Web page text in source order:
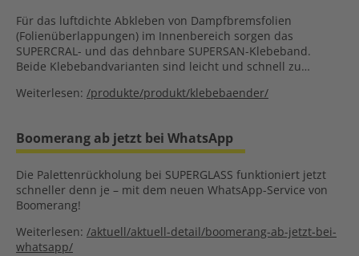
Für das luftdichte Abkleben von Dampfbremsfolien
(Folienüberlappungen) im Innenbereich sorgen das
SUPERCRAL- und das dehnbare SUPERSAN-Klebeband.
Beide Klebebandvarianten sind leicht und schnell zu…
Weiterlesen: /produkte/produkt/klebebaender/
Boomerang ab jetzt bei WhatsApp
Die Palettenrückholung bei SUPERGLASS funktioniert jetzt
schneller denn je – mit dem neuen WhatsApp-Service von
Boomerang!
Weiterlesen: /aktuell/aktuell-detail/boomerang-ab-jetzt-bei-
whatsapp/